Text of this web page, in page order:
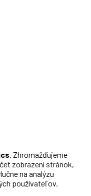
. Zhromažďujeme
zobrazení stránok,
na analýzu
používateľov.